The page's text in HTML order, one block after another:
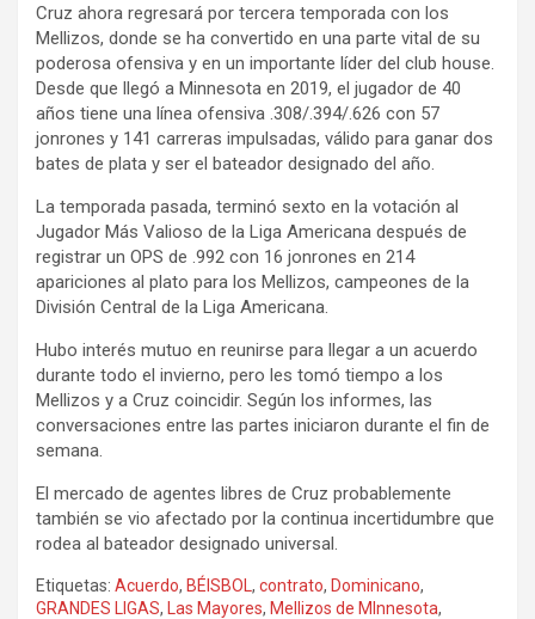
Cruz ahora regresará por tercera temporada con los
Mellizos, donde se ha convertido en una parte vital de su
poderosa ofensiva y en un importante líder del club house.
Desde que llegó a Minnesota en 2019, el jugador de 40
años tiene una línea ofensiva .308/.394/.626 con 57
jonrones y 141 carreras impulsadas, válido para ganar dos
bates de plata y ser el bateador designado del año.
La temporada pasada, terminó sexto en la votación al
Jugador Más Valioso de la Liga Americana después de
registrar un OPS de .992 con 16 jonrones en 214
apariciones al plato para los Mellizos, campeones de la
División Central de la Liga Americana.
Hubo interés mutuo en reunirse para llegar a un acuerdo
durante todo el invierno, pero les tomó tiempo a los
Mellizos y a Cruz coincidir. Según los informes, las
conversaciones entre las partes iniciaron durante el fin de
semana.
El mercado de agentes libres de Cruz probablemente
también se vio afectado por la continua incertidumbre que
rodea al bateador designado universal.
Etiquetas: Acuerdo, BÉISBOL , contrato, Dominicano,
GRANDES LIGAS, Las Mayores, Mellizos de MInnesota,